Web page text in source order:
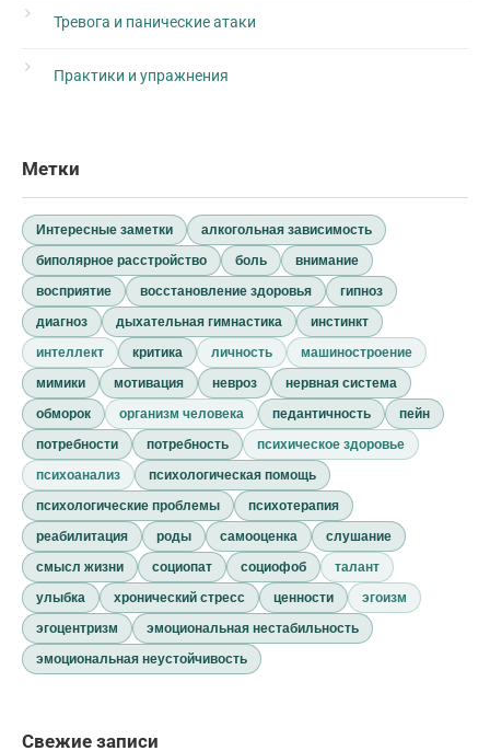
Тревога и панические атаки
Практики и упражнения
Метки
Интересные заметки
алкогольная зависимость
биполярное расстройство
боль
внимание
восприятие
восстановление здоровья
гипноз
диагноз
дыхательная гимнастика
инстинкт
интеллект
критика личность
машиностроение
мимики
мотивация невроз
нервная система
обморок
организм человека педантичность
пейн
потребности
потребность
психическое здоровье
психоанализ
психологическая помощь
психологические проблемы
психотерапия
реабилитация
роды самооценка
слушание
смысл жизни
социопат социофоб
талант
улыбка
хронический стресс ценности
эгоизм
эгоцентризм
эмоциональная нестабильность
эмоциональная неустойчивость
Свежие записи